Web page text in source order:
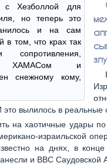
с Хезболлой для
но теперь это
и на сам
в том, что крах так
ХАМАСом и
снежному кому,
это вылилось в реальные
на хаотичные удары
израильской
на днях, в
и ВВС Саудовской